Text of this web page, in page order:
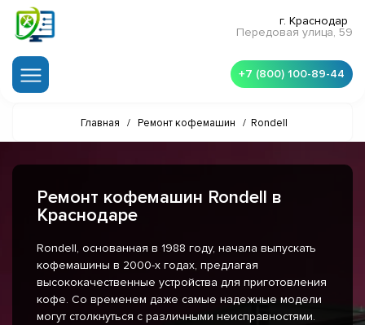
г. Краснодар
Передовая улица, 59
+7 (800) 100-89-44
Главная / Ремонт кофемашин / Rondell
Ремонт кофемашин Rondell в
Краснодаре
Rondell, основанная в 1988 году, начала выпускать
кофемашины в 2000-х годах, предлагая
высококачественные устройства для приготовления
кофе. Со временем даже самые надежные модели
могут столкнуться с различными неисправностями.